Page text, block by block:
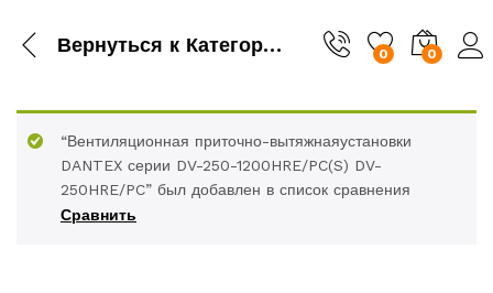
Вернуться к Категория 0 0
Сравнить
“Вентиляционная приточно-вытяжнаяустановки
DANTEX серии DV-250-1200HRE/PC(S) DV-
250HRE/PC” был добавлен в список сравнения